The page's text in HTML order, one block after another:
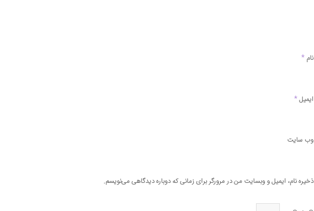
نام *
ایمیل*
وب‌ سایت
ذخیره نام، ایمیل و وبسایت من در مرورگر برای زمانی که دوباره دیدگاهی می‌نویسم.